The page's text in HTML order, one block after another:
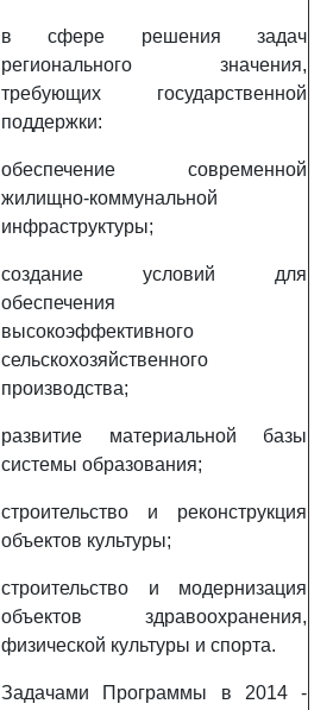
в сфере решения задач
регионального значения,
требующих государственной
поддержки:
обеспечение современной
жилищно-коммунальной
инфраструктуры;
создание условий для
обеспечения
высокоэффективного
сельскохозяйственного
производства;
развитие материальной базы
системы образования;
строительство и реконструкция
объектов культуры;
строительство и модернизация
объектов здравоохранения,
физической культуры и спорта.
Задачами Программы в 2014 -